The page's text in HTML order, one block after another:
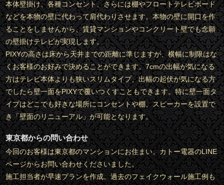
本体壁掛け、各種コンセント、さらには棚やフロートテレビボード
などを本物の壁に代わって肩代わりさせます。本物の壁に開口を作
ることをしませんから、賃貸マンションやコンクリート壁でも念願
の壁掛けテレビが実現します。
PIXYの高さは床から天井までの距離に準じますが、横幅に制限はな
くお客様のお好みで決めることができます。7cmの出幅が気になる
方はテレビ本体よりも狭いスリムタイプ、出幅の起伏が気になる方
でしたら壁一面をPIXYで覆いつくすこともできます。特に壁一面タ
イプはどこでも好きな場所にコンセントや棚、スピーカーを設置で
き「壁面のリニューアル」が可能となります。
東京都からの問い合わせ
今回のお客様は東京都のマンションにお住まい。カトー電器のLINE
ページからお問い合わせくださいました。
施工担当者が早速プランを作成。過去のフェイクウォール施工例も